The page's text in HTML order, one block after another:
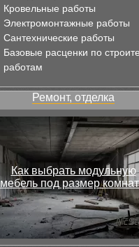
Кровельные работы
Электромонтажные работы
Сантехнические работы
Базовые расценки по
работам
Ремонт, отделка
Как выбрать модульную
мебель под размер